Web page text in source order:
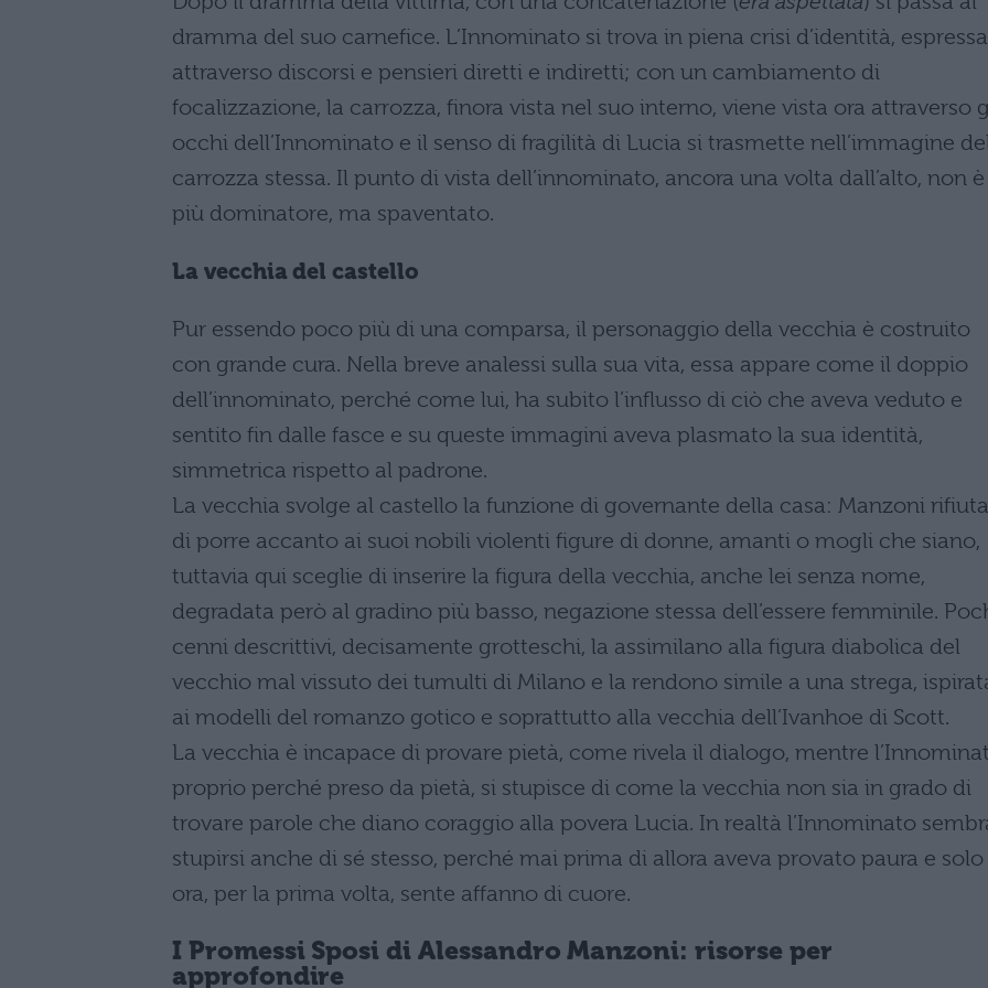
dramma del suo carnefice. L’Innominato si trova in piena crisi d’identità, espressa
attraverso discorsi e pensieri diretti e indiretti; con un cambiamento di
focalizzazione, la carrozza, finora vista nel suo interno, viene vista ora attraverso
occhi dell’Innominato e il senso di fragilità di Lucia si trasmette nell’immagine
carrozza stessa. Il punto di vista dell’innominato, ancora una volta dall’alto, non è
più dominatore, ma spaventato.
La vecchia del castello
Pur essendo poco più di una comparsa, il personaggio della vecchia è costruito
con grande cura. Nella breve analessi sulla sua vita, essa appare come il doppio
dell’innominato, perché come lui, ha subito l’influsso di ciò che aveva veduto e
sentito fin dalle fasce e su queste immagini aveva plasmato la sua identità,
simmetrica rispetto al padrone.
La vecchia svolge al castello la funzione di governante della casa: Manzoni rifiuta
di porre accanto ai suoi nobili violenti figure di donne, amanti o mogli che siano,
tuttavia qui sceglie di inserire la figura della vecchia, anche lei senza nome,
degradata però al gradino più basso, negazione stessa dell’essere femminile.
cenni descrittivi, decisamente grotteschi, la assimilano alla figura diabolica del
vecchio mal vissuto dei tumulti di Milano e la rendono simile a una strega,
ai modelli del romanzo gotico e soprattutto alla vecchia dell’Ivanhoe di Scott.
La vecchia è incapace di provare pietà, come rivela il dialogo, mentre
proprio perché preso da pietà, si stupisce di come la vecchia non sia in grado di
trovare parole che diano coraggio alla povera Lucia. In realtà l’Innominato
stupirsi anche di sé stesso, perché mai prima di allora aveva provato paura e solo
ora, per la prima volta, sente affanno di cuore.
I Promessi Sposi di Alessandro Manzoni: risorse per
approfondire